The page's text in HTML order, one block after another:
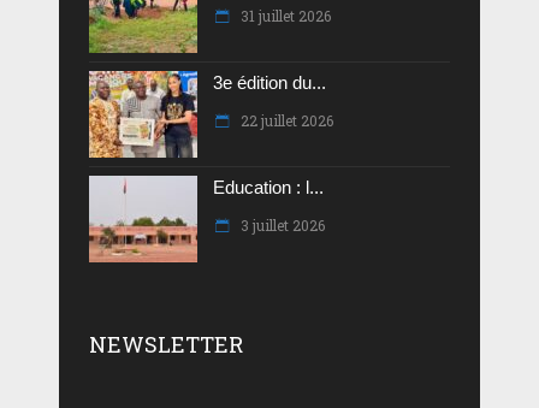
31 juillet 2026
3e édition du...
22 juillet 2026
Education : l...
3 juillet 2026
NEWSLETTER